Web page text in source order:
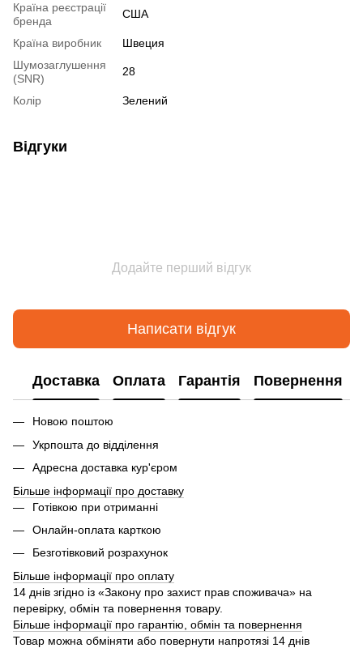
Країна реєстрації
бренда
США
Країна виробник
Швеция
Шумозаглушення
(SNR)
28
Колір Зелений
Відгуки
Додайте перший відгук
Написати відгук
Доставка Оплата Гарантія Повернення
Новою поштою
Укрпошта до відділення
Адресна доставка кур'єром
Більше інформації про доставку
Готівкою при отриманні
Онлайн-оплата карткою
Безготівковий розрахунок
Більше інформації про оплату
14 днів згідно із «Закону про захист прав споживача» на
перевірку, обмін та повернення товару.
Більше інформації про гарантію, обмін та повернення
Товар можна обміняти або повернути напротязі 14 днів